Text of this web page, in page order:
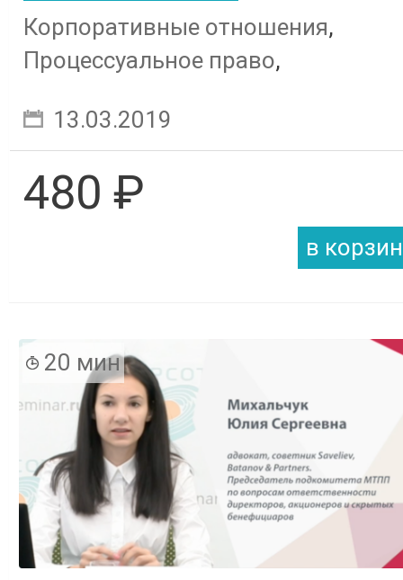
Корпоративные отношения,
Процессуальное право,
13.03.2019
480 ₽
20 мин